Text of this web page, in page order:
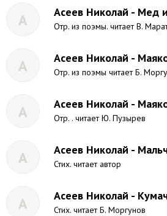
А Асеев Николай - Мед
Отр. из поэмы. читает В.
А Асеев Николай -
Отр. из поэмы читает Б.
А Асеев Николай -
Отр. . читает Ю. Пузырев
А Асеев Николай -
Стих. читает автор
А Асеев Николай -
Стих. читает Б. Моргунов